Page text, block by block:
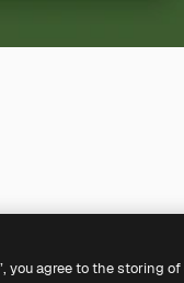
you agree to the storing